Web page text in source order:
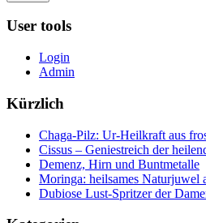
User tools
Login
Admin
Kürzlich
Chaga-Pilz: Ur-Heilkraft aus
Cissus – Geniestreich der
Demenz, Hirn und Buntmetalle
Moringa: heilsames Naturjuwel
Dubiose Lust-Spritzer der